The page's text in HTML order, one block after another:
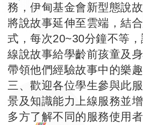
務，伊甸基金會新型態說
將說故事延伸至雲端，結
式，每次20~30分鐘不等
線說故事給學齡前孩童及
帶領他們經驗故事中的樂趣
三、歡迎各位學生參與此
景及知識能力上線服務並
多方了解不同的服務使用